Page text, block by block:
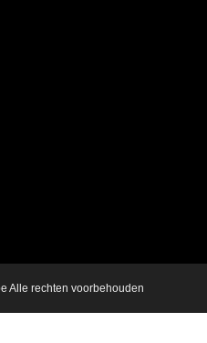
Alle rechten voorbehouden